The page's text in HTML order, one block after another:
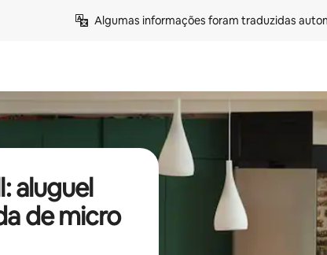
Algumas informações foram traduzidas
aluguel
de micro